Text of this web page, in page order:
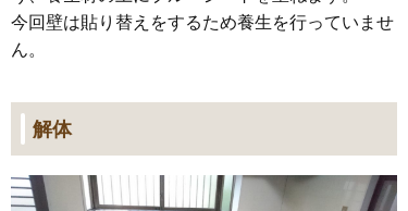
今回壁は貼り替えをするため養生を行っていませ
ん。
解体